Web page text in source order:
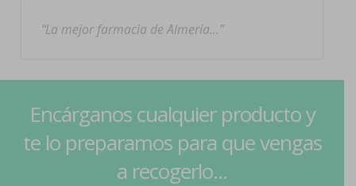
La mejor farmacia de Almería…
Encárganos cualquier producto y
te lo preparamos para que vengas
a recogerlo...